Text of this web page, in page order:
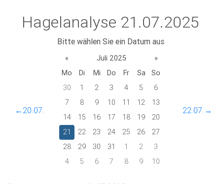
Hagelanalyse 21.07.2025
Bitte wählen Sie ein Datum aus
←20.07.
« Juli 2025
»
Mo
Di Mi Do Fr Sa
So
30
1 2 3 4 5
6
7
8 9 10 11 12
13
14
15 16 17 18 19
20
21
22 23 24 25 26
27
28
29 30 31 1 2
3
4
5 6 7 8 9 10
22.07.→